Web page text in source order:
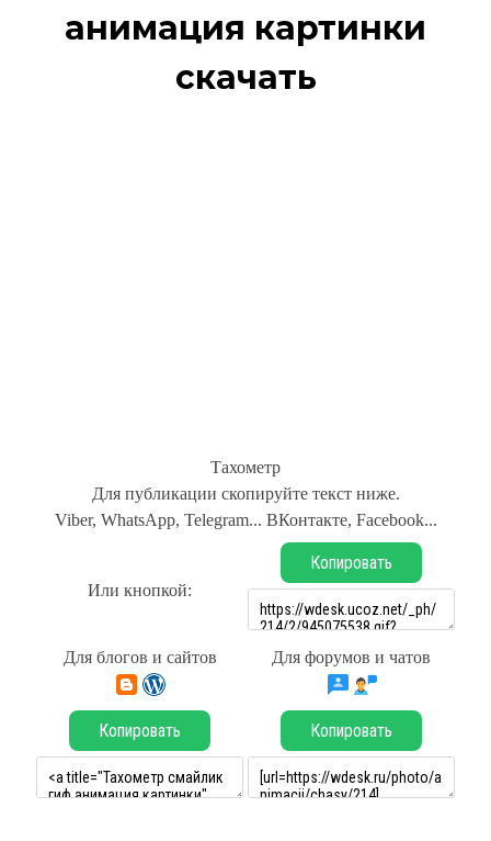
анимация картинки
скачать
Тахометр
Для публикации скопируйте текст ниже.
Viber, WhatsApp, Telegram... ВКонтакте, Facebook...
Или кнопкой:
Копировать
Для блогов и сайтов Для форумов и чатов
Копировать Копировать